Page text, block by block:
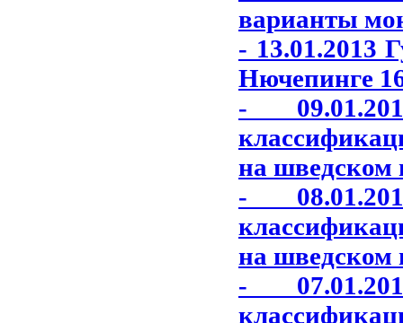
варианты
- 13.01.2013
Нючепинге
-
на шведском
-
на шведском
-